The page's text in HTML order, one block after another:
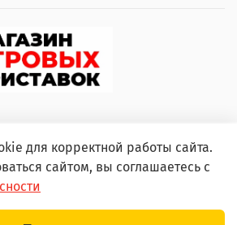
Любое использование
разрешения запрещено.
для корректной работы сайта.
сайтом, вы соглашаетесь с